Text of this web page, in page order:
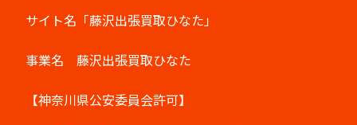
サイト名「藤沢出張買取ひなた」
事業名 藤沢出張買取ひなた
【神奈川県公安委員会許可】